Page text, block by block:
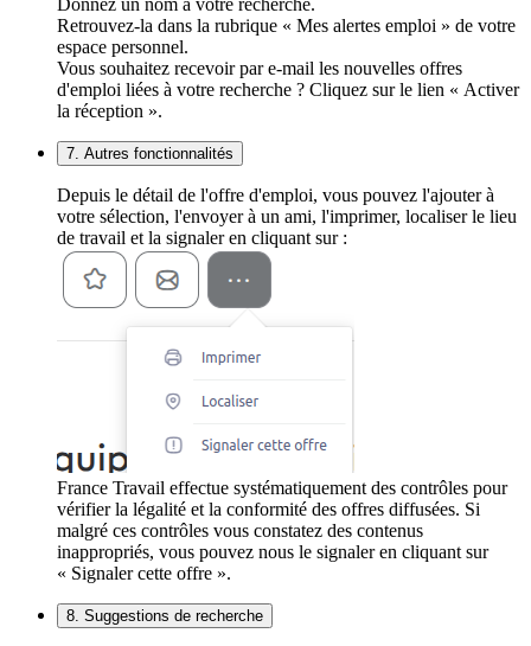
Donnez un nom à votre recherche.
Retrouvez-la dans la rubrique « Mes alertes emploi » de votre
espace personnel.
Vous souhaitez recevoir par e-mail les nouvelles offres
d'emploi liées à votre recherche ? Cliquez sur le lien « Activer
la réception ».
7. Autres fonctionnalités
Depuis le détail de l'offre d'emploi, vous pouvez l'ajouter à
votre sélection, l'envoyer à un ami, l'imprimer, localiser le lieu
de travail et la signaler en cliquant sur :
France Travail effectue systématiquement des contrôles pour
vérifier la légalité et la conformité des offres diffusées. Si
malgré ces contrôles vous constatez des contenus
inappropriés, vous pouvez nous le signaler en cliquant sur
« Signaler cette offre ».
8. Suggestions de recherche